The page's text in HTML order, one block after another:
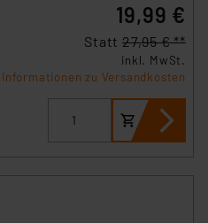
19,99 €
Statt 27,95 € **
inkl. MwSt.
Informationen zu Versandkosten